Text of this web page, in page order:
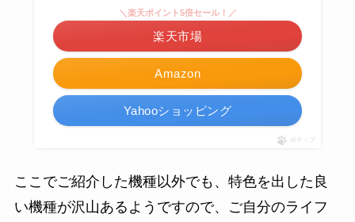
Amazon
＼楽天ポイント5倍セール！／
楽天市場
Yahooショッピング
ポチップ
ここでご紹介した機種以外でも、特色を出した良
い機種が沢山あるようですので、ご自分のライフ